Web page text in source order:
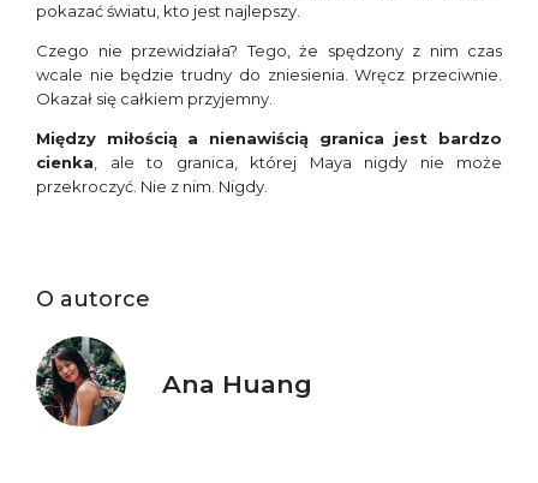
pokazać światu, kto jest najlepszy.
Czego nie przewidziała? Tego, że spędzony z nim czas
wcale nie będzie trudny do zniesienia. Wręcz przeciwnie.
Okazał się całkiem przyjemny.
Między miłością a nienawiścią granica jest bardzo
cienka , ale to granica, której Maya nigdy nie może
przekroczyć. Nie z nim. Nigdy.
O autorce
Ana Huang